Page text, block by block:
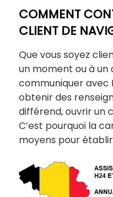
COMMENT
CLIENT DE
Que vous soyez
un moment ou à un
communiquer avec
obtenir des
différend, ouvrir un
C’est pourquoi la
moyens pour